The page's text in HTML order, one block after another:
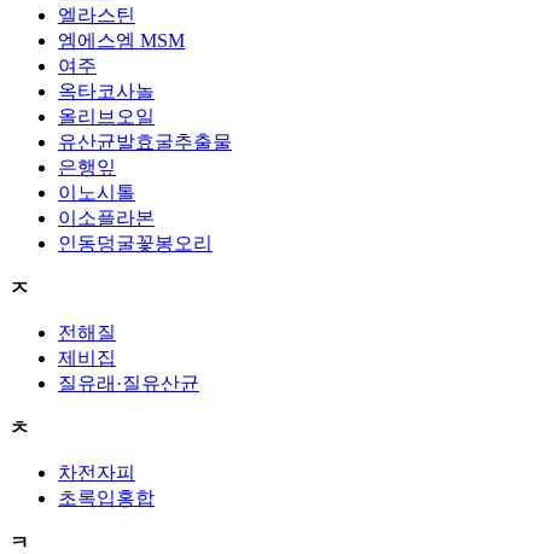
엘라스틴
엠에스엠 MSM
여주
옥타코사놀
올리브오일
유산균발효굴추출물
은행잎
이노시톨
이소플라본
인동덩굴꽃봉오리
ㅈ
전해질
제비집
질유래·질유산균
ㅊ
차전자피
초록입홍합
ㅋ